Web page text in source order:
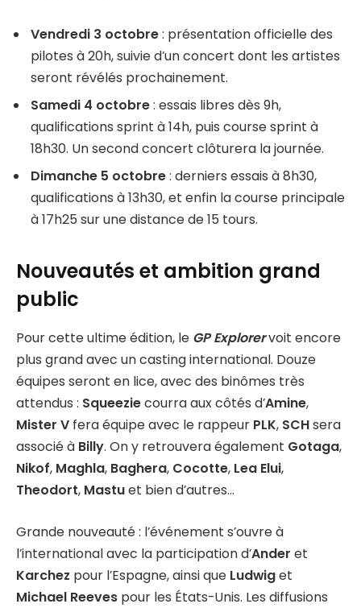
Vendredi 3 octobre: présentation officielle des
pilotes à 20h, suivie d’un concert dont les artistes
seront révélés prochainement.
Samedi 4 octobre: essais libres dès 9h,
qualifications sprint à 14h, puis course sprint à
18h30. Un second concert clôturera la journée.
Dimanche 5 octobre: derniers essais à 8h30,
qualifications à 13h30, et enfin la course principale
à 17h25 sur une distance de 15 tours.
Nouveautés et ambition grand
public
Pour cette ultime édition, le GP Explorervoit encore
plus grand avec un casting international. Douze
équipes seront en lice, avec des binômes très
attendus : Squeeziecourra aux côtés d’Amine,
Mister V fera équipe avec le rappeur PLK, SCHsera
associé à Billy. On y retrouvera également Gotaga,
Nikof, Maghla, Baghera, Cocotte, Lea Elui,
Theodort, Mastuet bien d’autres…
Grande nouveauté : l’événement s’ouvre à
l’international avec la participation d’Ander et
Karchez pour l’Espagne, ainsi que Ludwiget
Michael Reeves pour les États-Unis. Les diffusions